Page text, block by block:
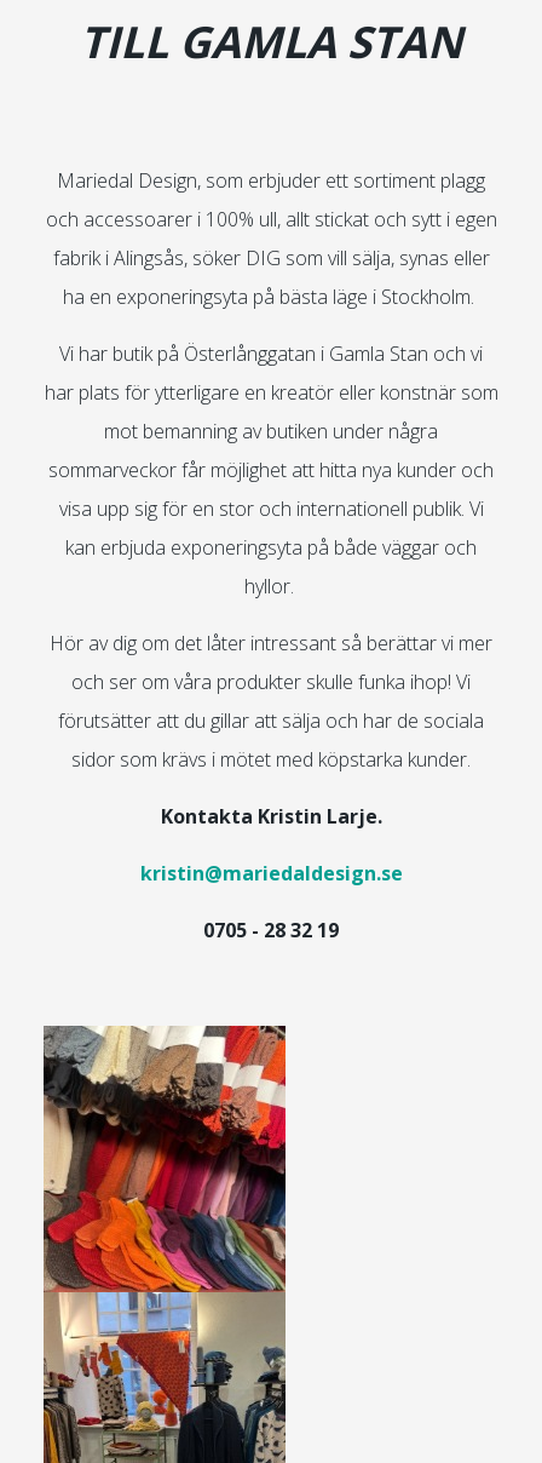
TILL GAMLA STAN
Mariedal Design, som erbjuder ett sortiment plagg
och accessoarer i 100% ull, allt stickat och sytt i egen
fabrik i Alingsås, söker DIG som vill sälja, synas eller
ha en exponeringsyta på bästa läge i Stockholm.
Vi har butik på Österlånggatan i Gamla Stan och vi
har plats för ytterligare en kreatör eller konstnär som
mot bemanning av butiken under några
sommarveckor får möjlighet att hitta nya kunder och
visa upp sig för en stor och internationell publik. Vi
kan erbjuda exponeringsyta på både väggar och
hyllor.
Hör av dig om det låter intressant så berättar vi mer
och ser om våra produkter skulle funka ihop! Vi
förutsätter att du gillar att sälja och har de sociala
sidor som krävs i mötet med köpstarka kunder.
Kontakta Kristin Larje.
kristin@mariedaldesign.se
0705 - 28 32 19